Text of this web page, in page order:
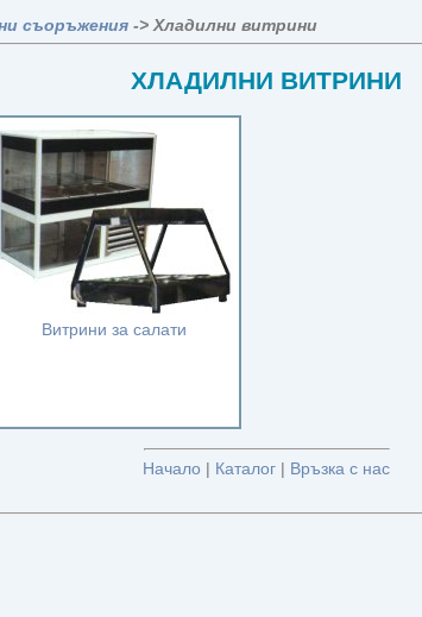
съоръжения -> Хладилни витрини
ХЛАДИЛНИ ВИТРИНИ
Витрини за салати